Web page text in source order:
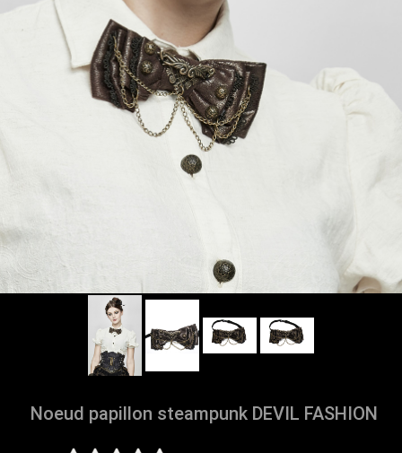
Noeud papillon steampunk DEVIL FASHION